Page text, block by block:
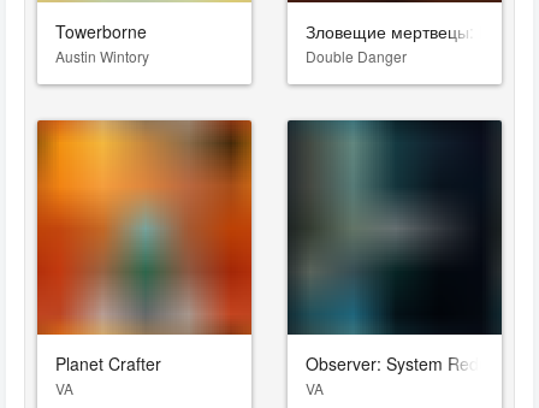
Towerborne
Austin Wintory
Зловещие мертвецы: Пекло
Double Danger
Planet Crafter
VA
Observer: System Redux
VA